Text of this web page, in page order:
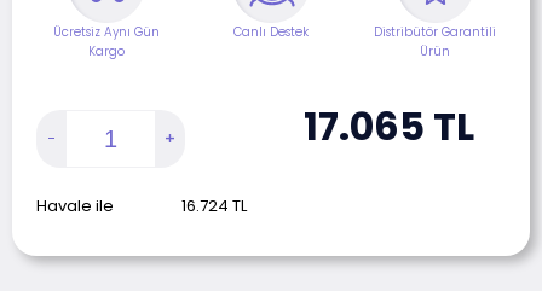
Ücretsiz Aynı Gün
Kargo
Canlı Destek
Distribütör Garantili
Ürün
17.065 TL
Havale ile 16.724 TL